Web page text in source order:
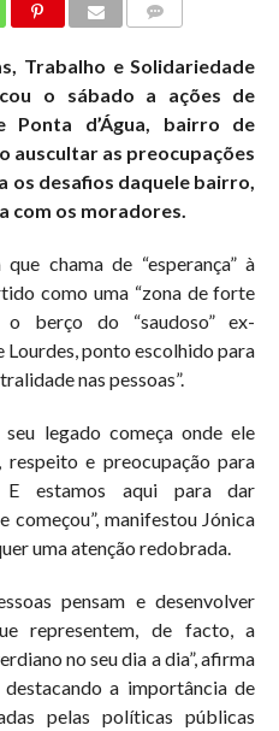
Trabalho e Solidariedade
o sábado a ações de
Ponta d’Água, bairro de
auscultar as preocupações
os desafios daquele bairro,
os moradores.
chama de “esperança” à
como uma “zona de forte
berço do “saudoso” ex-
Lourdes, ponto escolhido para
nas pessoas”.
legado começa onde ele
e preocupação para
E estamos aqui para dar
manifestou Jónica
uma atenção redobrada.
pensam e desenvolver
representem, de facto, a
no seu dia a dia”, afirma
a importância de
pelas políticas públicas